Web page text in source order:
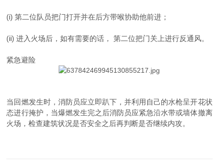
(i)第二位队员把门打开并在后方带喉协助他前进；
(ii)进入火场后，如有需要的话， 第二位把门关上进行反通风。
紧急避险
当回燃发生时，消防员应立即趴下，并利用自己的水枪呈开花状
态进行掩护，当爆燃发生完之后消防员应紧急沿水带或墙体撤离
火场，检查建筑状况是否安全之后再判断是否继续内攻。